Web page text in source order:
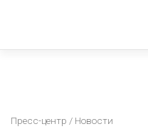
Пресс-центр / Новости